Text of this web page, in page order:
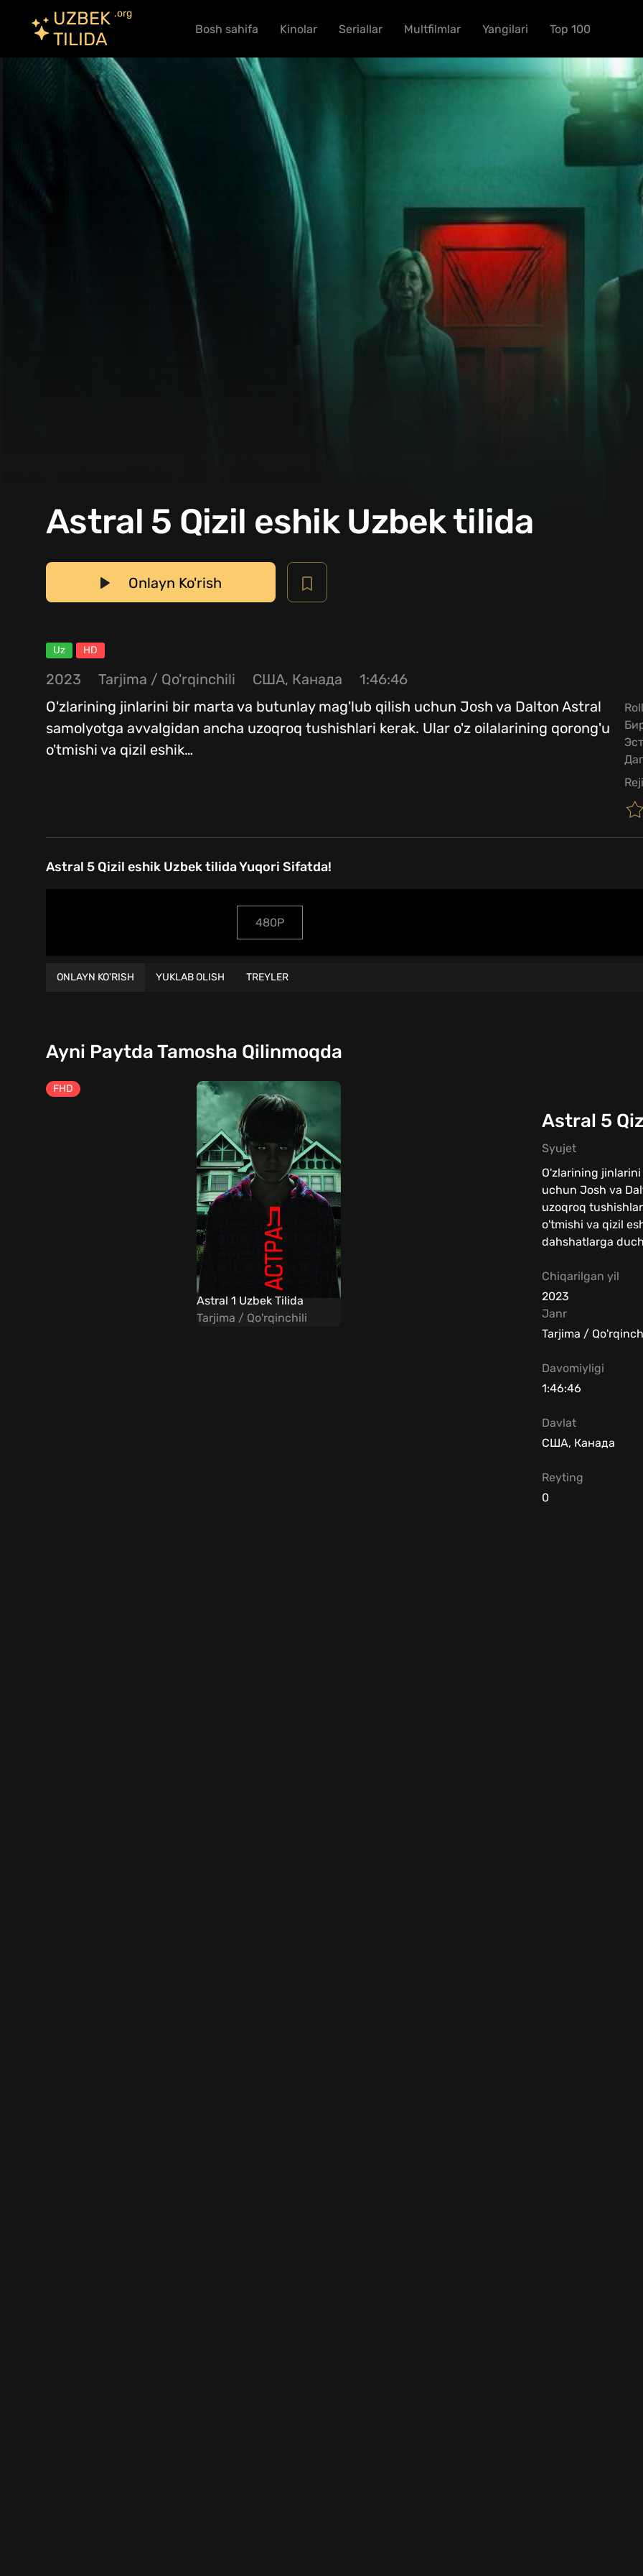
UZBEK
TILIDA
.org
Bosh sahifa Kinolar Seriallar Multfilmlar Yangilari Top 100
Astral 5 Qizil eshik Uzbek tilida
Onlayn Ko'rish
Uz HD
2023 Tarjima / Qo'rqinchili США, Канада
1:46:46
O'zlarining jinlarini bir marta va butunlay mag'lub qilish uchun Josh va Dalton Astral
samolyotga avvalgidan ancha uzoqroq tushishlari kerak. Ular o'z oilalarining qorong'u
o'tmishi va qizil eshik…
Astral 5 Qizil eshik Uzbek tilida Yuqori Sifatda!
480P
ONLAYN KO'RISH YUKLAB OLISH TREYLER
Ayni Paytda Tamosha Qilinmoqda
FHD
Astral 1 Uzbek Tilida
Tarjima / Qo'rqinchili
Astral 5
Syujet
O'zlarining
uchun Josh va
uzoqroq
o'tmishi va qizil
dahshatlarga
Chiqarilgan yil
2023
Janr
Tarjima /
Davomiyligi
1:46:46
Davlat
США, Канада
Reyting
0